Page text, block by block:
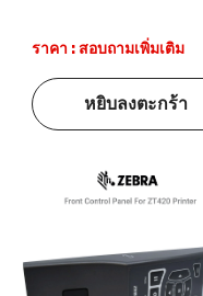
ราคา : สอบถามเพิ่มเติม
หยิบลงตะกร้า